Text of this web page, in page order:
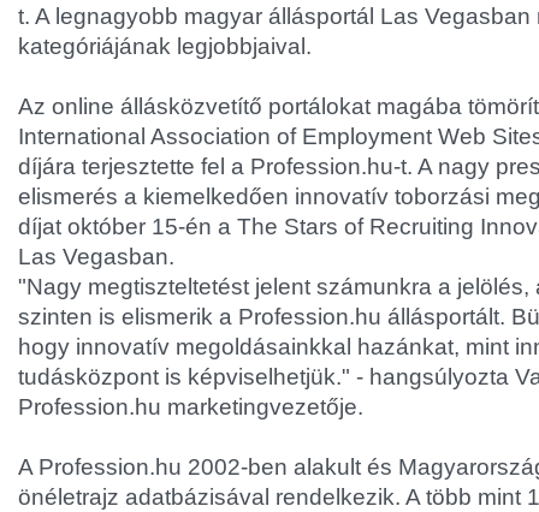
t. A legnagyobb magyar állásportál Las Vegasban
kategóriájának legjobbjaival.
Az online állásközvetítő portálokat magába
International Association of Employment Web
díjára terjesztette fel a Profession.hu-t. A nagy
elismerés a kiemelkedően innovatív toborzási
díjat október 15-én a The Stars of Recruiting
Las Vegasban.
"Nagy megtiszteltetést jelent számunkra a jelölés,
szinten is elismerik a Profession.hu állásportált.
hogy innovatív megoldásainkkal hazánkat, mint
tudásközpont is képviselhetjük." - hangsúlyozta
Profession.hu marketingvezetője.
A Profession.hu 2002-ben alakult és
önéletrajz adatbázisával rendelkezik. A több mint